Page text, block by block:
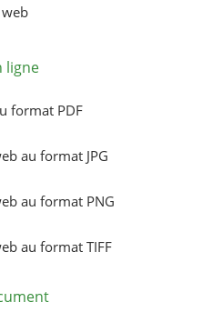
ligne
format PDF
au format JPG
au format PNG
au format TIFF